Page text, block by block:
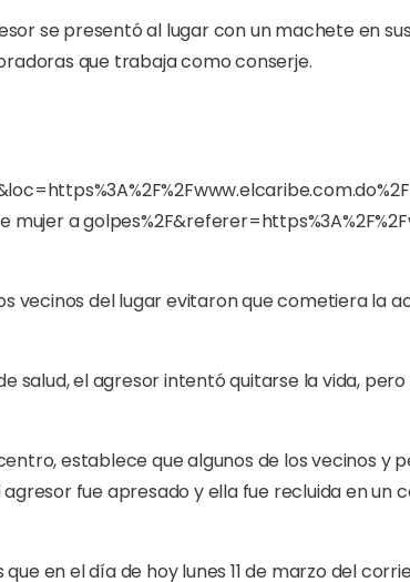
se presentó al lugar con un machete en
que trabaja como conserje.
vecinos del lugar evitaron que cometiera la
salud, el agresor intentó quitarse la vida,
establece que algunos de los vecinos y
agresor fue apresado y ella fue recluida en
en el día de hoy lunes 11 de marzo del